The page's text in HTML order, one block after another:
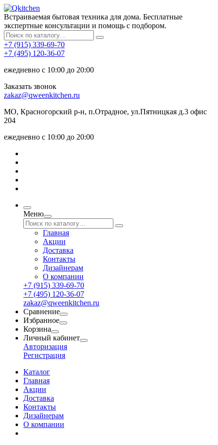
Встраиваемая бытовая техника для дома. Бесплатные
экспертные консультации и помощь с подбором.
+7 (915) 339-69-70
+7 (495) 120-36-07
ежедневно с 10:00 до 20:00
Заказать звонок
zakaz@qweenkitchen.ru
МО, Красногорский р-н, п.Отрадное, ул.Пятницкая д.3 офис
204
ежедневно с 10:00 до 20:00
Меню
Главная
Акции
Доставка
Контакты
Дизайнерам
О компании
+7 (915) 339-69-70
+7 (495) 120-36-07
zakaz@qweenkitchen.ru
Сравнение
Избранное
Корзина
Личный кабинет
Авторизация
Регистрация
Каталог
Главная
Акции
Доставка
Контакты
Дизайнерам
О компании